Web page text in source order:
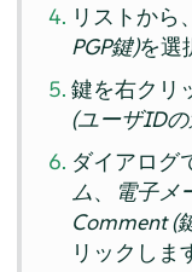
リストから、
PGP鍵)を選
鍵を右クリ
(ユーザID
ダイアログ
ム、 電子メ
Comment (
リックしま